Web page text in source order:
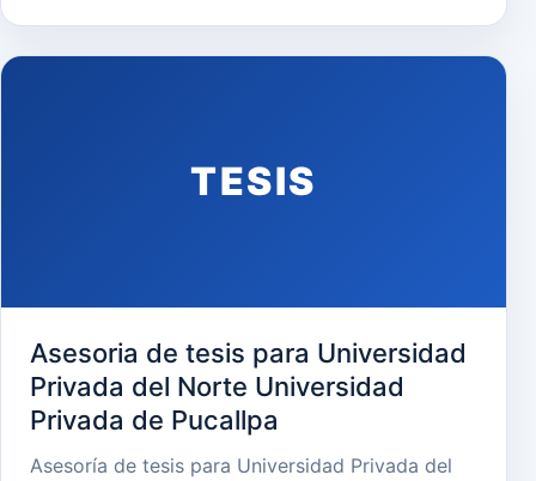
TESIS
Asesoria de tesis para Universidad
Privada del Norte Universidad
Privada de Pucallpa
Asesoría de tesis para Universidad Privada del